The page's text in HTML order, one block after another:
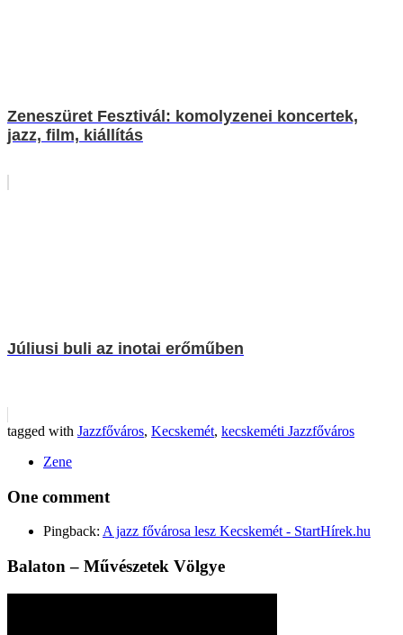
Zeneszüret Fesztivál: komolyzenei koncertek,
jazz, film, kiállítás
Júliusi buli az inotai erőműben
tagged with Jazzfőváros, Kecskemét, kecskeméti Jazzfőváros
Zene
One comment
Pingback: A jazz fővárosa lesz Kecskemét - StartHírek.hu
Balaton – Művészetek Völgye